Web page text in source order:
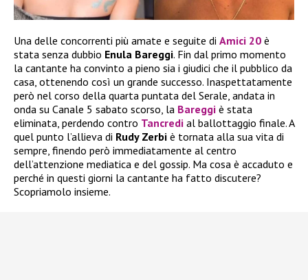
Una delle concorrenti più amate e seguite di Amici 20 è
stata senza dubbio Enula Bareggi. Fin dal primo momento
la cantante ha convinto a pieno sia i giudici che il pubblico da
casa, ottenendo così un grande successo. Inaspettatamente
però nel corso della quarta puntata del Serale, andata in
onda su Canale 5 sabato scorso, la Bareggi è stata
eliminata, perdendo contro Tancredi al ballottaggio finale. A
quel punto l’allieva di Rudy Zerbi è tornata alla sua vita di
sempre, finendo però immediatamente al centro
dell’attenzione mediatica e del gossip. Ma cosa è accaduto e
perché in questi giorni la cantante ha fatto discutere?
Scopriamolo insieme.